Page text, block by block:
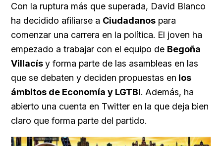
Con la ruptura más que superada, David Blanco
ha decidido afiliarse a Ciudadanos para
comenzar una carrera en la política. El joven ha
empezado a trabajar con el equipo de Begoña
Villacísy forma parte de las asambleas en las
que se debaten y deciden propuestas en los
ámbitos de Economía y LGTBI. Además, ha
abierto una cuenta en Twitter en la que deja bien
claro que forma parte del partido.